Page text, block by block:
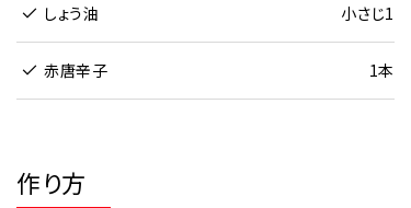
しょう油 小さじ1
赤唐辛子 1本
作り方